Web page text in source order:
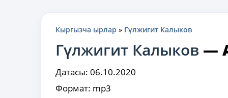
Кыргызча ырлар » Гүлжигит Калыков
Гүлжигит Калыков —
Датасы: 06.10.2020
Формат: mp3